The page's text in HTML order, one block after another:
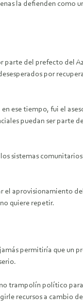
la defienden como
del prefecto del
por
ese tiempo, fui el
puedan ser parte
sistemas
el aprovisionamiento
quiere repetir.
permitiría que un
trampolín político
recursos a cambio